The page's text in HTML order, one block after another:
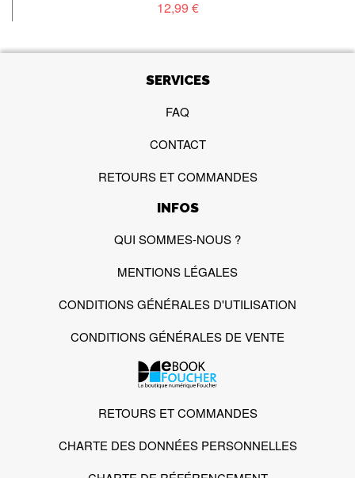
12,99 €
SERVICES
FAQ
CONTACT
RETOURS ET COMMANDES
INFOS
QUI SOMMES-NOUS ?
MENTIONS LÉGALES
CONDITIONS GÉNÉRALES D'UTILISATION
CONDITIONS GÉNÉRALES DE VENTE
RETOURS ET COMMANDES
CHARTE DES DONNÉES PERSONNELLES